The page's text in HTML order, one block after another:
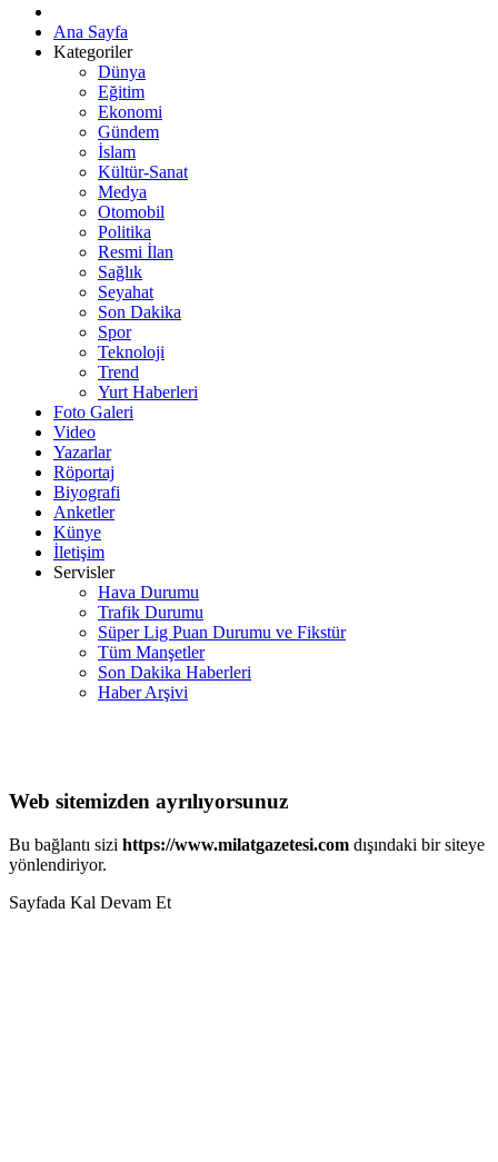
Ana Sayfa
Kategoriler
Dünya
Eğitim
Ekonomi
Gündem
İslam
Kültür-Sanat
Medya
Otomobil
Politika
Resmi İlan
Sağlık
Seyahat
Son Dakika
Spor
Teknoloji
Trend
Yurt Haberleri
Foto Galeri
Video
Yazarlar
Röportaj
Biyografi
Anketler
Künye
İletişim
Servisler
Hava Durumu
Trafik Durumu
Süper Lig Puan Durumu ve Fikstür
Tüm Manşetler
Son Dakika Haberleri
Haber Arşivi
Web sitemizden ayrılıyorsunuz
Bu bağlantı sizi https://www.milatgazetesi.com dışındaki bir siteye
yönlendiriyor.
Sayfada Kal Devam Et